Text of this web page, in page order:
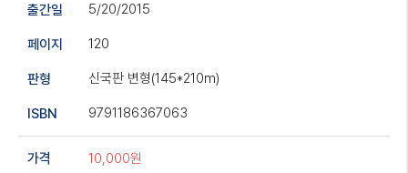
출간일 5/20/2015
페이지 120
판형 신국판 변형(145*210m)
ISBN 9791186367063
가격 10,000원